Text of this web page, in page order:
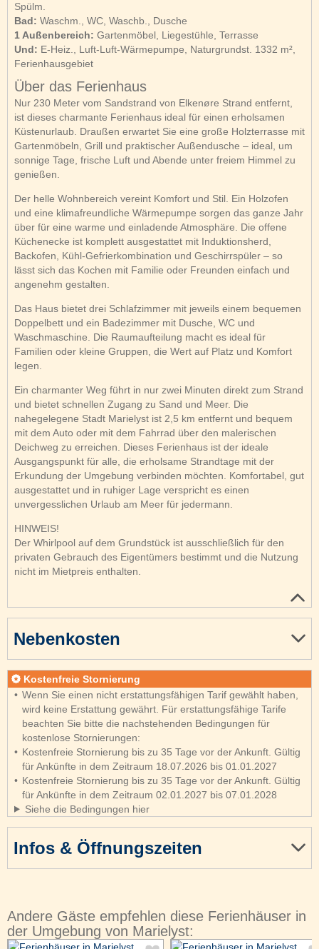
Spülm.
Bad: Waschm., WC, Waschb., Dusche
1 Außenbereich: Gartenmöbel, Liegestühle, Terrasse
Und: E-Heiz., Luft-Luft-Wärmepumpe, Naturgrundst. 1332 m²,
Ferienhausgebiet
Über das Ferienhaus
Nur 230 Meter vom Sandstrand von Elkenøre Strand entfernt,
ist dieses charmante Ferienhaus ideal für einen erholsamen
Küstenurlaub. Draußen erwartet Sie eine große Holzterrasse mit
Gartenmöbeln, Grill und praktischer Außendusche – ideal, um
sonnige Tage, frische Luft und Abende unter freiem Himmel zu
genießen.
Der helle Wohnbereich vereint Komfort und Stil. Ein Holzofen
und eine klimafreundliche Wärmepumpe sorgen das ganze Jahr
über für eine warme und einladende Atmosphäre. Die offene
Küchenecke ist komplett ausgestattet mit Induktionsherd,
Backofen, Kühl-Gefrierkombination und Geschirrspüler – so
lässt sich das Kochen mit Familie oder Freunden einfach und
angenehm gestalten.
Das Haus bietet drei Schlafzimmer mit jeweils einem bequemen
Doppelbett und ein Badezimmer mit Dusche, WC und
Waschmaschine. Die Raumaufteilung macht es ideal für
Familien oder kleine Gruppen, die Wert auf Platz und Komfort
legen.
Ein charmanter Weg führt in nur zwei Minuten direkt zum Strand
und bietet schnellen Zugang zu Sand und Meer. Die
nahegelegene Stadt Marielyst ist 2,5 km entfernt und bequem
mit dem Auto oder mit dem Fahrrad über den malerischen
Deichweg zu erreichen. Dieses Ferienhaus ist der ideale
Ausgangspunkt für alle, die erholsame Strandtage mit der
Erkundung der Umgebung verbinden möchten. Komfortabel, gut
ausgestattet und in ruhiger Lage verspricht es einen
unvergesslichen Urlaub am Meer für jedermann.
HINWEIS!
Der Whirlpool auf dem Grundstück ist ausschließlich für den
privaten Gebrauch des Eigentümers bestimmt und die Nutzung
nicht im Mietpreis enthalten.
Infos & Öffnungszeiten
Nebenkosten
Kostenfreie Stornierung
Wenn Sie einen nicht erstattungsfähigen Tarif gewählt haben,
wird keine Erstattung gewährt. Für erstattungsfähige Tarife
beachten Sie bitte die nachstehenden Bedingungen für
kostenlose Stornierungen:
Kostenfreie Stornierung bis zu 35 Tage vor der Ankunft. Gültig
für Ankünfte in dem Zeitraum 18.07.2026 bis 01.01.2027
Kostenfreie Stornierung bis zu 35 Tage vor der Ankunft. Gültig
für Ankünfte in dem Zeitraum 02.01.2027 bis 07.01.2028
Siehe die Bedingungen hier
Andere Gäste empfehlen diese Ferienhäuser in
der Umgebung von Marielyst: